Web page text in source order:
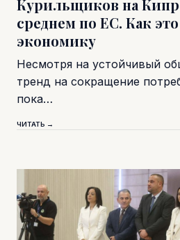
Курильщиков на
среднем по ЕС. Как
экономику
Несмотря на устойчивый
тренд на сокращение
пока…
ЧИТАТЬ →